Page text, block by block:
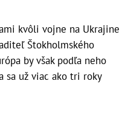
kvôli vojne na Ukrajine
Štokholmského
by však podľa neho
sa už viac ako tri roky